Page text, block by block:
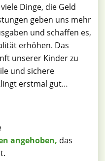
Dinge, die Geld
geben uns mehr
und schaffen es,
erhöhen. Das
unserer Kinder zu
und sichere
erstmal gut…
angehoben, das